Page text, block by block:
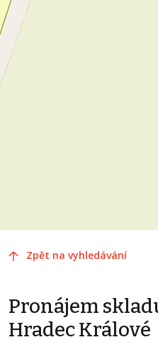
Zpět na vyhledávání
Pronájem
Hradec Králové